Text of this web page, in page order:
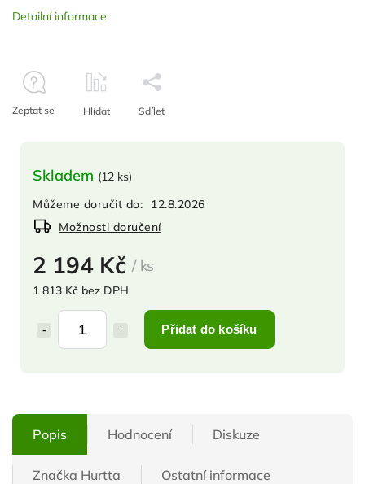
2 194 Kč/ ks
1 813 Kč bez DPH
Přidat do košíku
Skladem (12 ks)
Můžeme doručit do:
12.8.2026
Možnosti doručení
Detailní informace
Zeptat se Hlídat Sdílet
Popis Hodnocení Diskuze
Značka Hurtta Ostatní informace